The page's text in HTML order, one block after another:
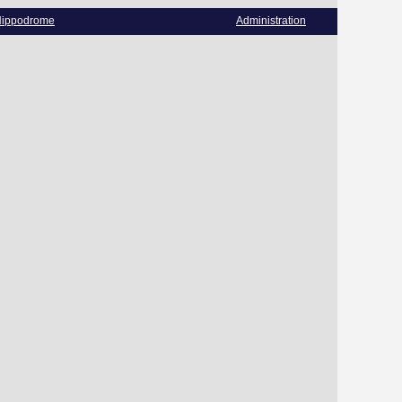
Administration